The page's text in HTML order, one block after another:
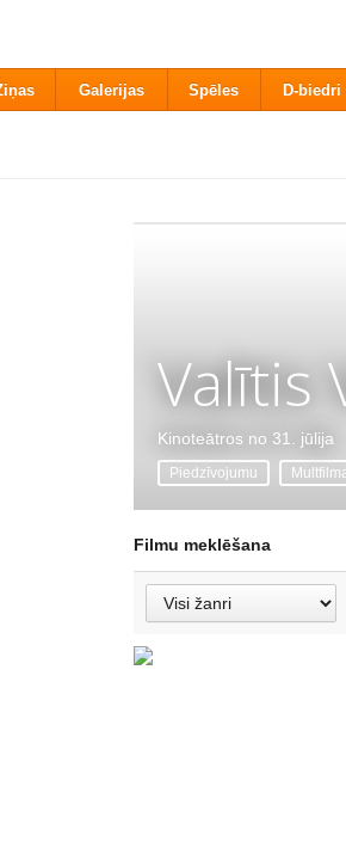
Galerijas Spēles D-biedri
Valītis
Kinoteātros no 31. jūlija
Piedzīvojumu
Filmu meklēšana